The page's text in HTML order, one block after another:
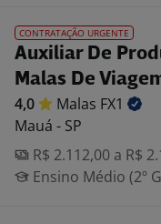
CONTRATAÇÃO URGENTE
Auxiliar De
Malas De
4,0 Malas FX1
Mauá - SP
R$ 2.112,00 a R$
Ensino Médio (2º